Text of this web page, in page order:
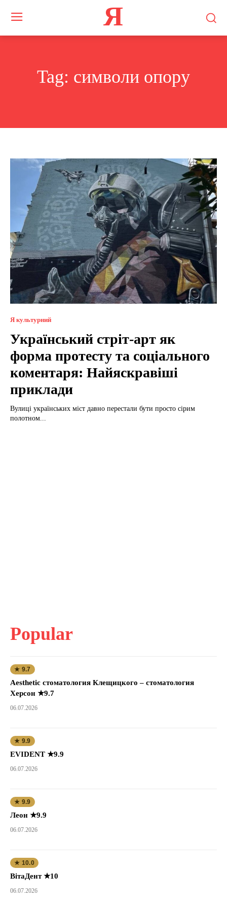
Я
Tag: символи опору
Я культурний
Український стріт-арт як
форма протесту та соціального
коментаря: Найяскравіші
приклади
Вулиці українських міст давно перестали бути просто сірим
полотном...
Popular
★ 9.7
Aesthetic стоматология Клещицкого – стоматология
Херсон ★9.7
06.07.2026
★ 9.9
EVIDENT ★9.9
06.07.2026
★ 9.9
Леон ★9.9
06.07.2026
★ 10.0
ВітаДент ★10
06.07.2026